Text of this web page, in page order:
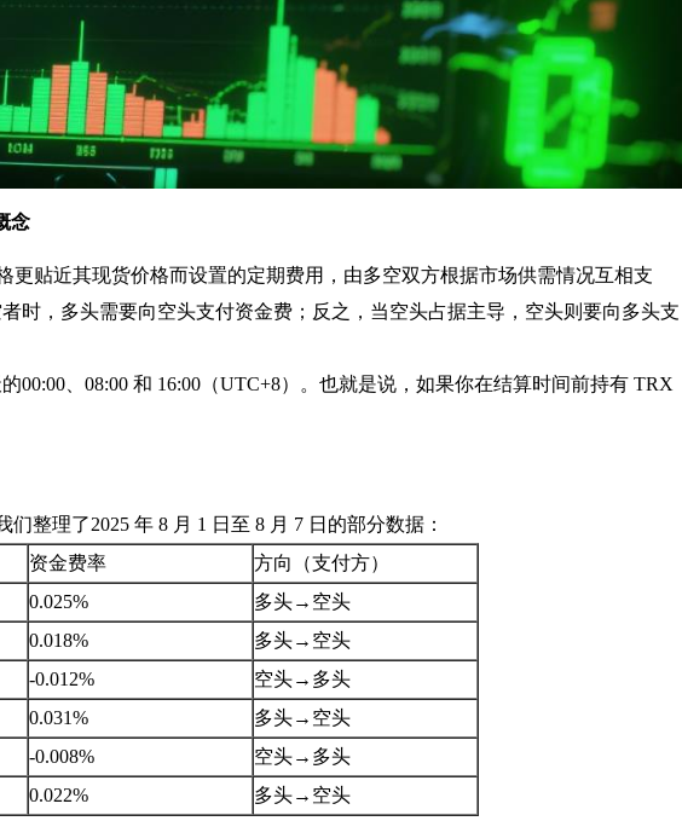
念
贴近其现货价格而设置的定期费用，由多空双方根据市场供需情况互相支
时，多头需要向空头支付资金费；反之，当空头占据主导，空头则要向多头支
00:00、08:00 和 16:00（UTC+8）。也就是说，如果你在结算时间前持有 TRX
整理了2025 年 8 月 1 日至 8 月 7 日的部分数据：
资金费率
方向（支付方）
0.025%
多头→空头
0.018%
多头→空头
-0.012%
空头→多头
0.031%
多头→空头
-0.008%
空头→多头
0.022%
多头→空头